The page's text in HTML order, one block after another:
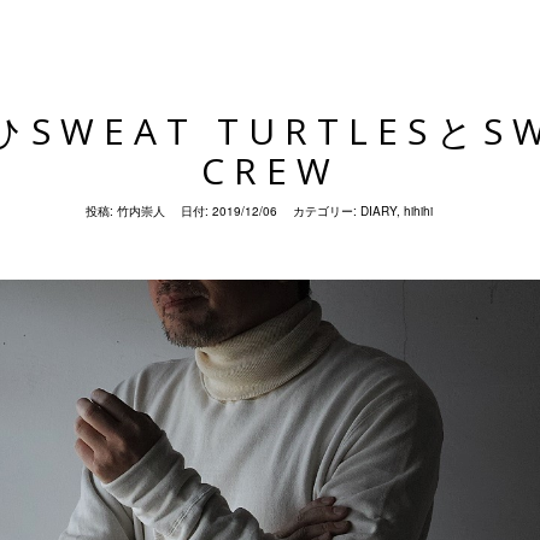
SWEAT TURTLESと
CREW
投稿: 竹内崇人 日付: 2019/12/06 カテゴリー: DIARY, hihihi